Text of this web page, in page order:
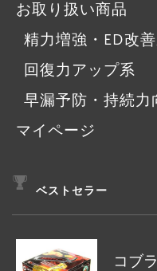
お取り扱い商品
精力増強・ED改
回復力アップ系
早漏予防・持続力
マイページ
ベストセラー
コブ